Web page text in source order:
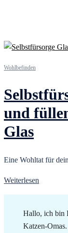
Wohlbefinden
und
Glas
Eine Wohltat für
Weiterlesen
Hallo, ich bin
Katzen-Omas.